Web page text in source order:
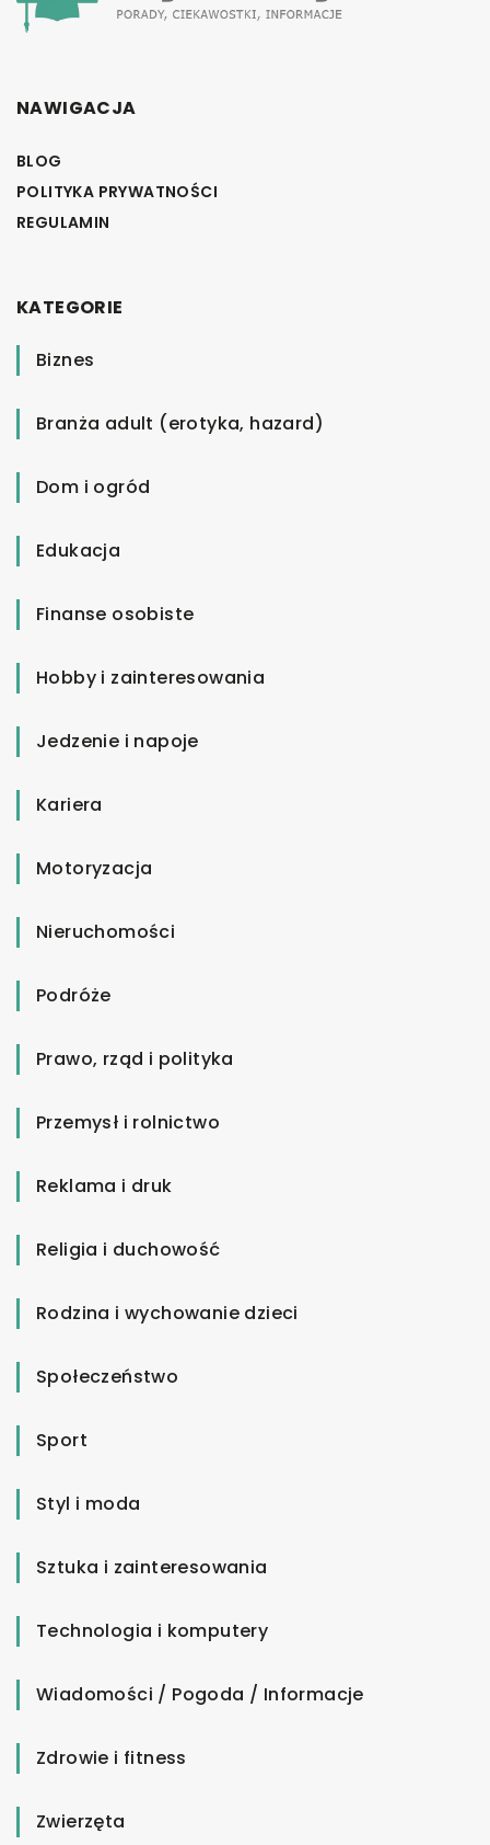
NAWIGACJA
BLOG
POLITYKA PRYWATNOŚCI
REGULAMIN
KATEGORIE
Biznes
Branża adult (erotyka, hazard)
Dom i ogród
Edukacja
Finanse osobiste
Hobby i zainteresowania
Jedzenie i napoje
Kariera
Motoryzacja
Nieruchomości
Podróże
Prawo, rząd i polityka
Przemysł i rolnictwo
Reklama i druk
Religia i duchowość
Rodzina i wychowanie dzieci
Społeczeństwo
Sport
Styl i moda
Sztuka i zainteresowania
Technologia i komputery
Wiadomości / Pogoda / Informacje
Zdrowie i fitness
Zwierzęta